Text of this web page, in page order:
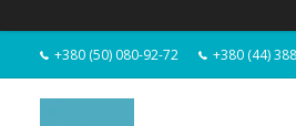
+380 (50) 080-92-72 +380 (44)